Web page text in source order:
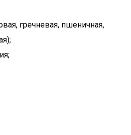
гречневая, пшеничная,